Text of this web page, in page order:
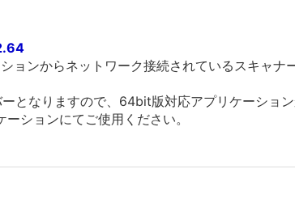
ョンからネットワーク接続されているスキャ
となりますので、64bit版対応アプリケーション
ションにてご使用ください。